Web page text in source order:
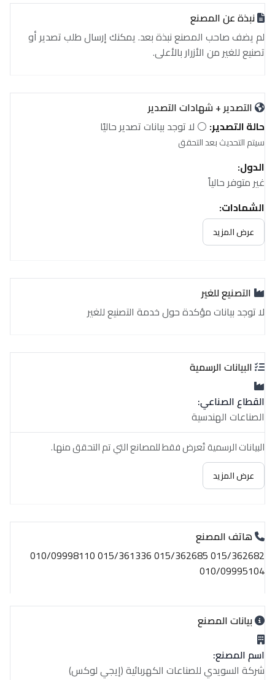
نبذة عن المصنع
لم يضف صاحب المصنع نبذة بعد. يمكنك إرسال طلب تصدير أو
تصنيع للغير من الأزرار بالأعلى.
التصدير + شهادات التصدير
حالة التصدير: ⚪ لا توجد بيانات تصدير حاليًا
سيتم التحديث بعد التحقق
الدول:
غير متوفر حالياً
الشهادات:
غير متوفر حالياً
عرض المزيد
التصنيع للغير
لا توجد بيانات مؤكدة حول خدمة التصنيع للغير
البيانات الرسمية
القطاع الصناعي:
الصناعات الهندسية
البيانات الرسمية تُعرض فقط للمصانع التي تم التحقق منها.
عرض المزيد
هاتف المصنع
015/362682 015/362685 015/361336 010/09998110
010/09995104
بيانات المصنع
اسم المصنع:
شركة السويدي للصناعات الكهربائية (إيجي لوكس)